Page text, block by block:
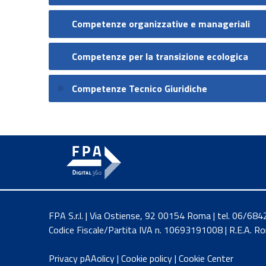
Competenze organizzative e manageriali
Competenze per la transizione ecologica
Competenze Tecnico Giuridiche
FPA S.r.l. | Via Ostiense, 92 00154 Roma | tel. 06/
Codice Fiscale/Partita IVA n. 10693191008 | R.E.A.
Privacy pAAolicy| Cookie policy| Cookie Center